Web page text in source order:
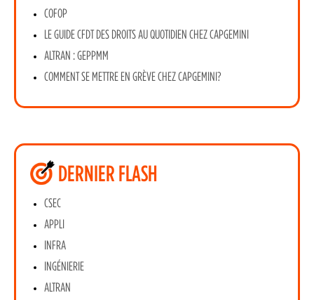
COFOP
LE GUIDE CFDT DES DROITS AU QUOTIDIEN CHEZ CAPGEMINI
ALTRAN : GEPPMM
COMMENT SE METTRE EN GRÈVE CHEZ CAPGEMINI?
DERNIER FLASH
CSEC
APPLI
INFRA
INGÉNIERIE
ALTRAN